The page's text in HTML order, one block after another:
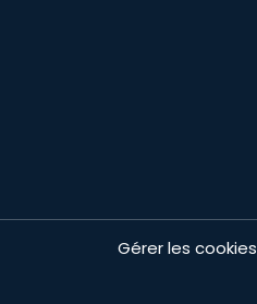
Gérer les cookies